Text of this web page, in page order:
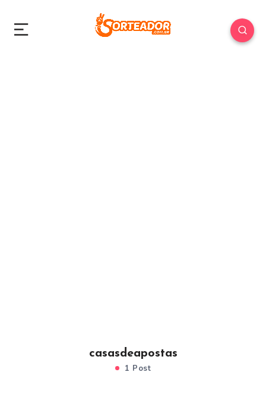
casasdeapostas
1 Post